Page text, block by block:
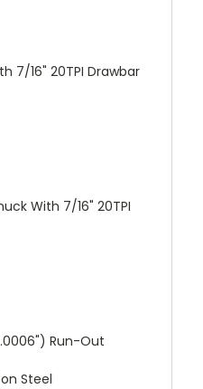
7/16" 20TPI Drawbar
With 7/16" 20TPI
Run-Out
Steel